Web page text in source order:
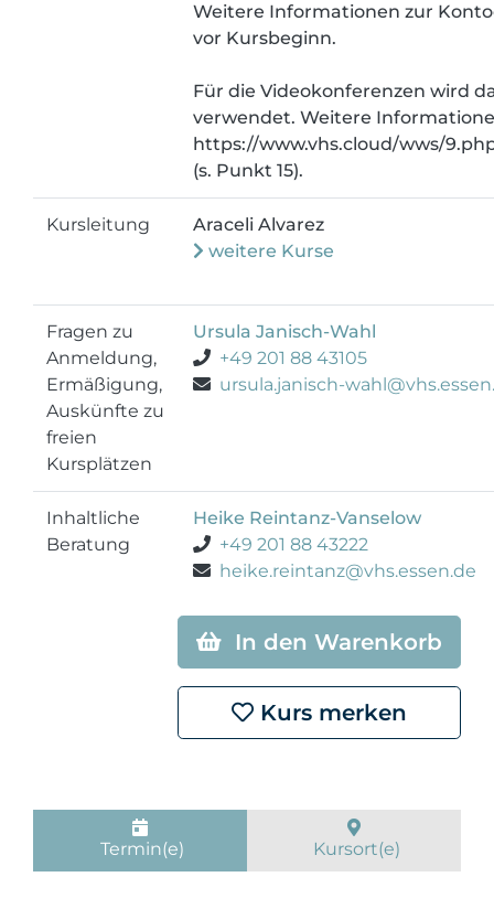
Weitere Informationen zur
vor Kursbeginn.
Für die Videokonferenzen wird
verwendet. Weitere
https://www.vhs.cloud/wws/
(s. Punkt 15).
Kursleitung
Araceli Alvarez
weitere Kurse
Fragen zu
Anmeldung,
Ermäßigung,
Auskünfte zu
freien
Kursplätzen
Ursula Janisch-Wahl
+49 201 88 43105
ursula.janisch-
Inhaltliche
Beratung
Heike Reintanz-Vanselow
+49 201 88 43222
heike.reintanz@vhs.essen.de
In den Warenkorb
Kurs merken
Termin(e) Kursort(e)